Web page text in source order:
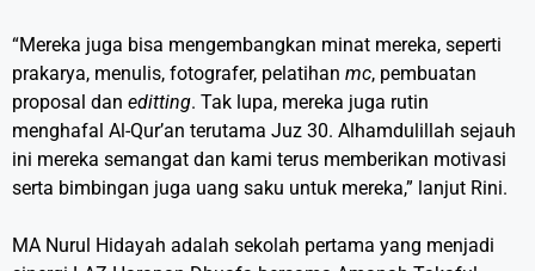
“Mereka juga bisa mengembangkan minat mereka, seperti
prakarya, menulis, fotografer, pelatihan mc, pembuatan
proposal dan editting. Tak lupa, mereka juga rutin
menghafal Al-Qur’an terutama Juz 30. Alhamdulillah sejauh
ini mereka semangat dan kami terus memberikan motivasi
serta bimbingan juga uang saku untuk mereka,” lanjut Rini.
MA Nurul Hidayah adalah sekolah pertama yang menjadi